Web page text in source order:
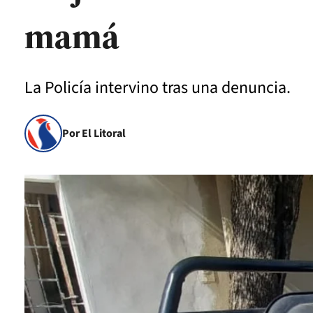
mamá
La Policía intervino tras una denuncia.
Por El Litoral